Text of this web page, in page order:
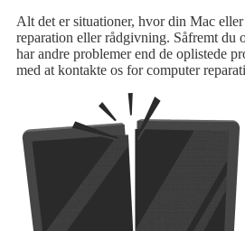
Alt det er situationer, hvor din Mac
reparation eller rådgivning. Såfremt du
har andre problemer end de oplistede
med at kontakte os for computer